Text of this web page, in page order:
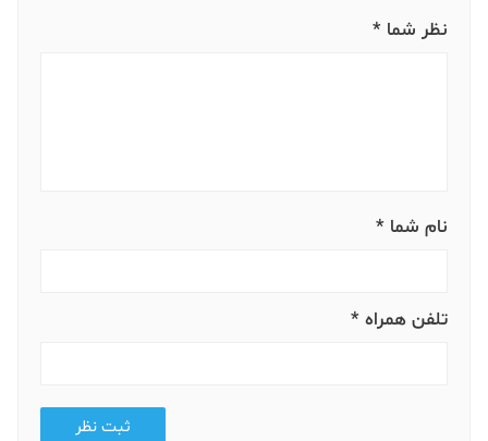
نظر شما *
نام شما *
تلفن همراه *
ثبت نظر